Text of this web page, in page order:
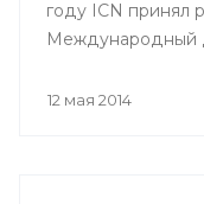
году ICN принял
Международный
основательниц
12 мая 2014